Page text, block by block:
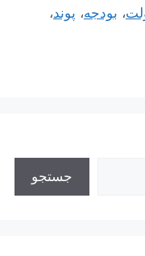
، بودجه، پوند،
جستجو